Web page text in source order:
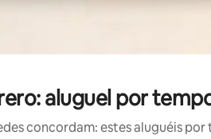
aluguel por
concordam: estes aluguéis